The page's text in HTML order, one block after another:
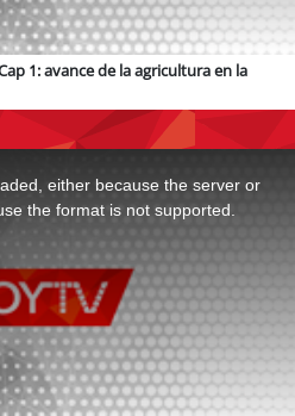
1: avance de la agricultura en la
either because the server or
the format is not supported.